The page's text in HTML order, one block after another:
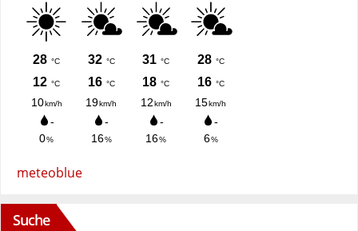
meteoblue
Suche